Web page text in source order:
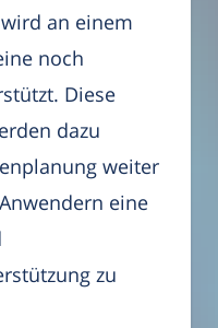
an einem
noch
Diese
dazu
weiter
eine
zu